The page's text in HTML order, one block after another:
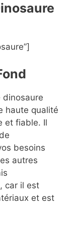
dinosaure
haute qualité
et fiable. Il
besoins
autres
car il est
et est